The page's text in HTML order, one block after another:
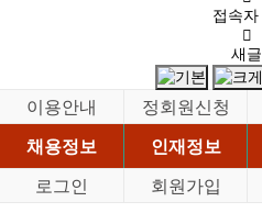
접속자
새글
이용안내 정회원신청
채용정보
인재정보
로그인
회원가입